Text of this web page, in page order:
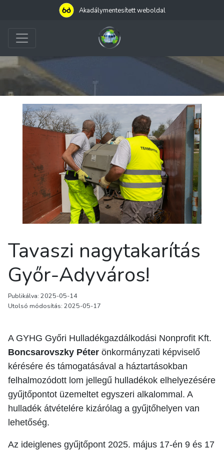
Akadálymentesített weboldal
Tavaszi nagytakarítás
Győr-Adyváros!
Publikálva: 2025-05-14
Utolsó módosítás: 2025-05-17
A GYHG Győri Hulladékgazdálkodási Nonprofit Kft.
Boncsarovszky Péter önkormányzati képviselő
kérésére és támogatásával a háztartásokban
felhalmozódott lom jellegű hulladékok elhelyezésére
gyűjtőpontot üzemeltet egyszeri alkalommal. A
hulladék átvételére kizárólag a gyűjtőhelyen van
lehetőség.
Az ideiglenes gyűjtőpont 2025. május 17-én 9 és 17